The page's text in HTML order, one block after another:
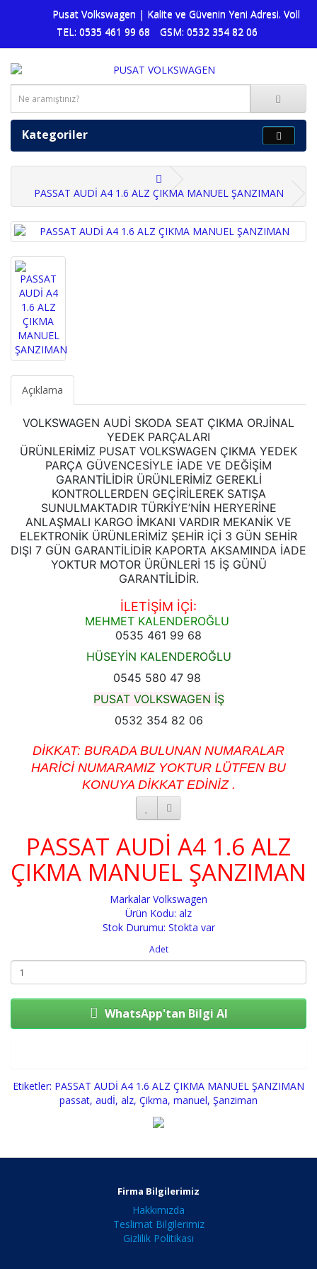
Pusat Volkswagen | Kalite ve Güvenin Yeni Adresi.
TEL: 0535 461 99 68
GSM: 0532 354 82 06
Kategoriler
PASSAT AUDİ A4 1.6 ALZ ÇIKMA MANUEL ŞANZIMAN
Açıklama
VOLKSWAGEN AUDİ SKODA SEAT ÇIKMA ORJİNAL
YEDEK PARÇALARI
ÜRÜNLERİMİZ PUSAT VOLKSWAGEN ÇIKMA YEDEK
PARÇA GÜVENCESİYLE İADE VE DEĞİŞİM
GARANTİLİDİR ÜRÜNLERİMİZ GEREKLİ
KONTROLLERDEN GEÇİRİLEREK SATIŞA
SUNULMAKTADIR TÜRKİYE’NİN HERYERİNE
ANLAŞMALI KARGO İMKANI VARDIR MEKANİK VE
ELEKTRONİK ÜRÜNLERİMİZ ŞEHİR İÇİ 3 GÜN SEHİR
DIŞI 7 GÜN GARANTİLİDİR KAPORTA AKSAMINDA İADE
YOKTUR MOTOR ÜRÜNLERİ 15 İŞ GÜNÜ
GARANTİLİDİR.
İLETİŞİM İÇİ:
MEHMET KALENDEROĞLU
0535 461 99 68
HÜSEYİN KALENDEROĞLU
0545 580 47 98
PUSAT VOLKSWAGEN İŞ
0532 354 82 06
DİKKAT: BURADA BULUNAN NUMARALAR
HARİCİ NUMARAMIZ YOKTUR LÜTFEN BU
KONUYA DİKKAT EDİNİZ .
PASSAT AUDİ A4 1.6 ALZ
ÇIKMA MANUEL ŞANZIMAN
Markalar Volkswagen
Ürün Kodu: alz
Stok Durumu: Stokta var
Adet
WhatsApp'tan Bilgi Al
Etiketler: PASSAT AUDİ A4 1.6 ALZ ÇIKMA MANUEL ŞANZIMAN
passat, audİ, alz, Çikma, manuel, Şanziman
Firma Bilgilerimiz
Hakkımızda
Teslimat Bilgilerimiz
Gizlilik Politikası